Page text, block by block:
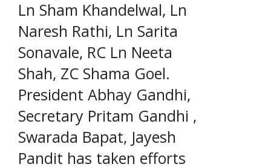
Ln Sham Khandelwal, Ln
Naresh Rathi, Ln Sarita
Sonavale, RC Ln Neeta
Shah, ZC Shama Goel.
President Abhay Gandhi,
Secretary Pritam Gandhi ,
Swarada Bapat, Jayesh
Pandit has taken efforts